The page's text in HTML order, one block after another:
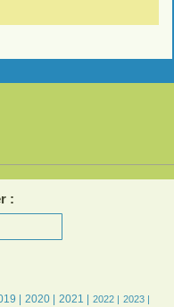
:
| 2020 | 2021 | 2022 | 2023 |